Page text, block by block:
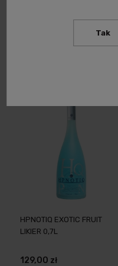
HPNOTIQ EXOTIC FRUIT
LIKIER 0,7L
129,00 zł
Tak